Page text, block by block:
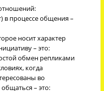
в процессе общения –
носит характер
– это:
обмен репликами
когда
во
– это: